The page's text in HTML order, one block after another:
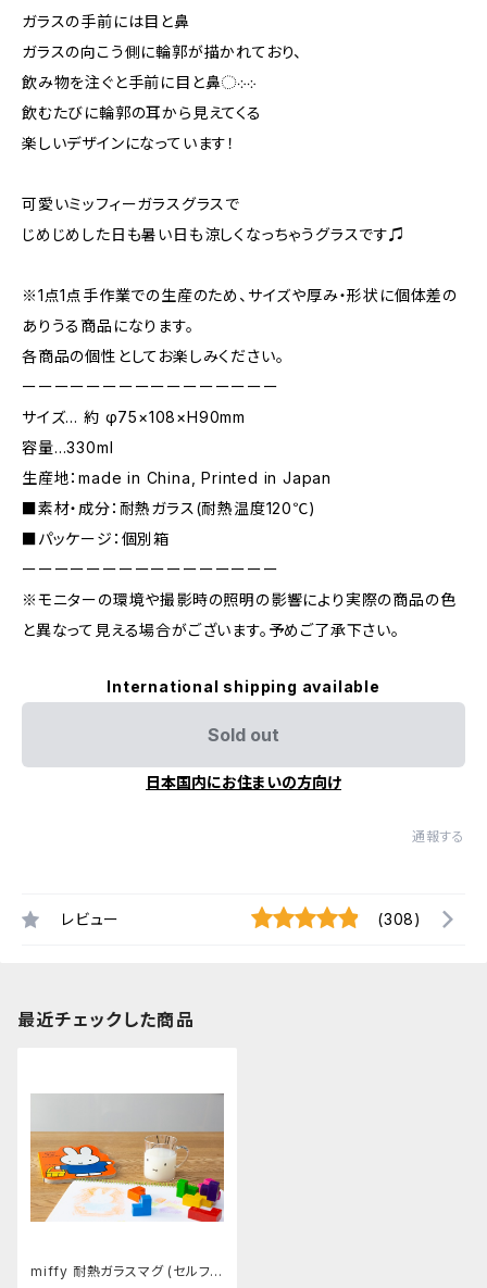
ガラスの手前には目と鼻
ガラスの向こう側に輪郭が描かれており、
飲み物を注ぐと手前に目と鼻◌܀܀
飲むたびに輪郭の耳から見えてくる
楽しいデザインになっています！
可愛いミッフィーガラスグラスで
じめじめした日も暑い日も涼しくなっちゃうグラスです♫
※1点1点手作業での生産のため、サイズや厚み・形状に個体差の
ありうる商品になります。
各商品の個性としてお楽しみください。
ーーーーーーーーーーーーーーーー
サイズ… 約 φ75×108×H90mm
容量…330ml
生産地：made in China, Printed in Japan
■素材・成分：耐熱ガラス(耐熱温度120℃)
■パッケージ：個別箱
ーーーーーーーーーーーーーーーー
※モニターの環境や撮影時の照明の影響により実際の商品の色
と異なって見える場合がございます。予めご了承下さい。
International shipping available
Sold out
日本国内にお住まいの方向け
通報する
レビュー (308)
最近チェックした商品
miffy 耐熱ガラスマグ (セルフィ